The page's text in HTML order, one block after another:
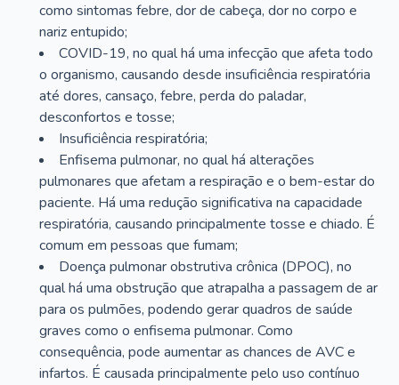
como sintomas febre, dor de cabeça, dor no corpo e
nariz entupido;
COVID-19, no qual há uma infecção que afeta todo
o organismo, causando desde insuficiência respiratória
até dores, cansaço, febre, perda do paladar,
desconfortos e tosse;
Insuficiência respiratória;
Enfisema pulmonar, no qual há alterações
pulmonares que afetam a respiração e o bem-estar do
paciente. Há uma redução significativa na capacidade
respiratória, causando principalmente tosse e chiado. É
comum em pessoas que fumam;
Doença pulmonar obstrutiva crônica (DPOC), no
qual há uma obstrução que atrapalha a passagem de ar
para os pulmões, podendo gerar quadros de saúde
graves como o enfisema pulmonar. Como
consequência, pode aumentar as chances de AVC e
infartos. É causada principalmente pelo uso contínuo